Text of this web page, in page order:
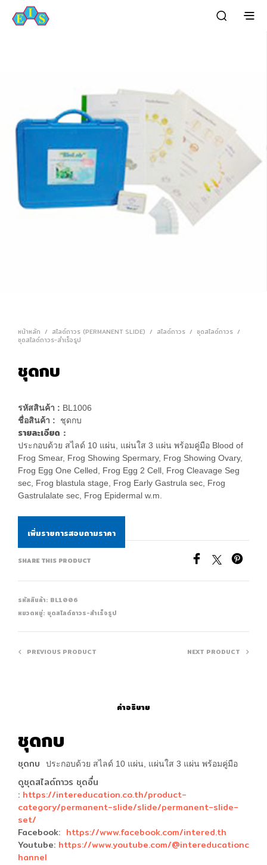
หน้าหลัก / สไลด์ถาวร (PERMANENT SLIDE) / สไลด์ถาวร / ชุดสไลด์ถาวร /
ชุดสไลด์ถาวร-สำเร็จรูป
ชุดกบ
รหัสสินค้า : BL1006
ชื่อสินค้า : ชุดกบ
รายละเอียด :
ประกอบด้วย สไลด์ 10 แผ่น, แผ่นใส 3 แผ่น พร้อมคู่มือ Blood of
Frog Smear, Frog Showing Spermary, Frog Showing Ovary,
Frog Egg One Celled, Frog Egg 2 Cell, Frog Cleavage Seg
sec, Frog blastula stage, Frog Early Gastrula sec, Frog
Gastrulalate sec, Frog Epidermal w.m.
เพิ่มรายการสอบถามราคา
SHARE THIS PRODUCT
รหัสสินค้า: BL1006
หมวดหมู่: ชุดสไลด์ถาวร-สำเร็จรูป
PREVIOUS PRODUCT NEXT PRODUCT
คำอธิบาย
ชุดกบ
ชุดกบ ประกอบด้วย สไลด์ 10 แผ่น, แผ่นใส 3 แผ่น พร้อมคู่มือ
ดูชุดสไลด์ถาวร ชุดอื่น
: https://intereducation.co.th/product-
category/permanent-slide/slide/permanent-slide-
set/
Facebook: https://www.facebook.com/intered.th
Youtube: https://www.youtube.com/@intereducationc
hannel